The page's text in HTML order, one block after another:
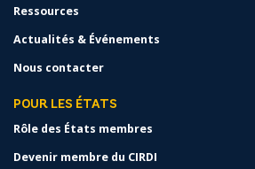
Ressources
Actualités & Événements
Nous contacter
POUR LES ÉTATS
Rôle des États membres
Devenir membre du CIRDI